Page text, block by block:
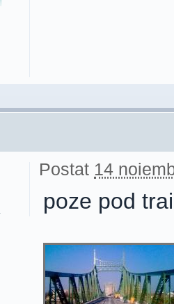
Postat 14
poze pod